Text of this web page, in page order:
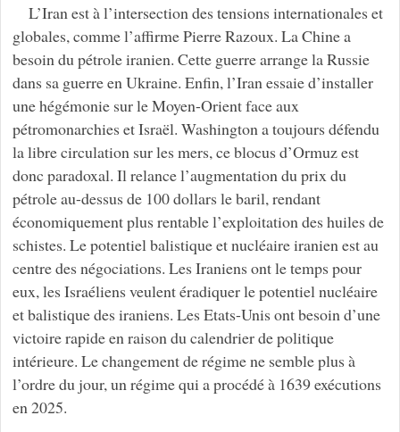
L’Iran est à l’intersection des tensions internationales et
globales, comme l’affirme Pierre Razoux. La Chine a
besoin du pétrole iranien. Cette guerre arrange la Russie
dans sa guerre en Ukraine. Enfin, l’Iran essaie d’installer
une hégémonie sur le Moyen-Orient face aux
pétromonarchies et Israël. Washington a toujours défendu
la libre circulation sur les mers, ce blocus d’Ormuz est
donc paradoxal. Il relance l’augmentation du prix du
pétrole au-dessus de 100 dollars le baril, rendant
économiquement plus rentable l’exploitation des huiles de
schistes. Le potentiel balistique et nucléaire iranien est au
centre des négociations. Les Iraniens ont le temps pour
eux, les Israéliens veulent éradiquer le potentiel nucléaire
et balistique des iraniens. Les Etats-Unis ont besoin d’une
victoire rapide en raison du calendrier de politique
intérieure. Le changement de régime ne semble plus à
l’ordre du jour, un régime qui a procédé à 1639 exécutions
en 2025.